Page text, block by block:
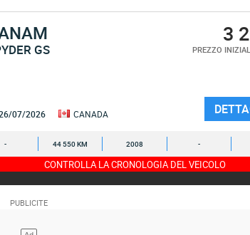
GS
3
PREZZO
07/2026 CANADA
- 44 550 KM 2008 -
CONTROLLA LA CRONOLOGIA DEL VEICOLO